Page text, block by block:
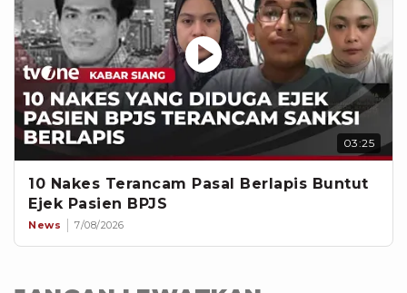
03:25
10 Nakes Terancam Pasal Berlapis Buntut
Ejek Pasien BPJS
News 7/08/2026